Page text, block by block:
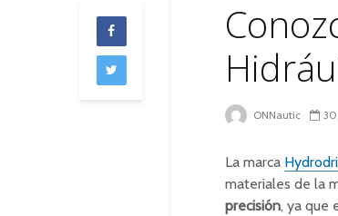
ONNautic
La marca
materiales de la
precisión, ya que